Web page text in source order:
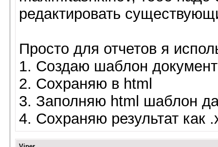
редактировать
Просто для отчетов я
1. Создаю шаблон
2. Сохраняю в html
3. Заполняю html шаблон
4. Сохраняю результат как